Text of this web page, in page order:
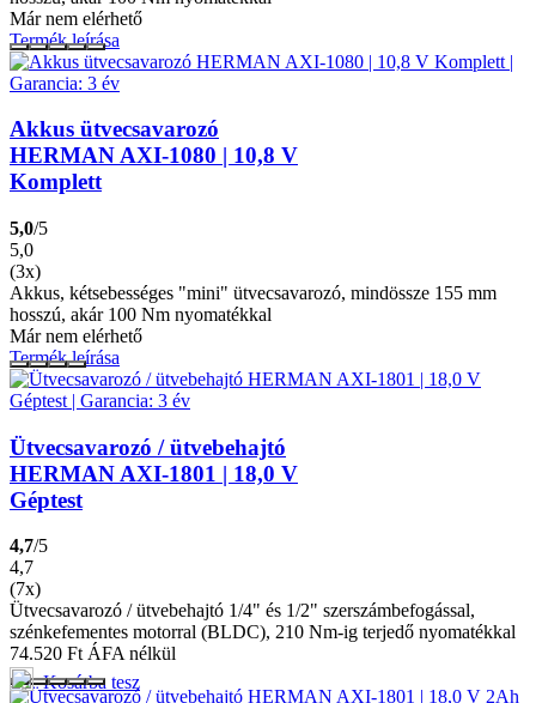
Már nem elérhető
Termék leírása
Akkus ütvecsavarozó
HERMAN AXI-1080 | 10,8 V
Komplett
5,0/5
5,0
(3x)
Akkus, kétsebességes "mini" ütvecsavarozó, mindössze 155 mm
hosszú, akár 100 Nm nyomatékkal
Már nem elérhető
Termék leírása
Ütvecsavarozó / ütvebehajtó
HERMAN AXI-1801 | 18,0 V
Géptest
4,7/5
4,7
(7x)
Ütvecsavarozó / ütvebehajtó 1/4" és 1/2" szerszámbefogással,
szénkefementes motorral (BLDC), 210 Nm-ig terjedő nyomatékkal
74.520 Ft ÁFA nélkül
Kosárba tesz